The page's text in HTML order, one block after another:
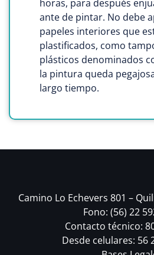
horas, para después
ante de pintar. No debe
papeles interiores que
plastificados, como
plásticos denominados
la pintura queda
largo tiempo.
Camino Lo Echevers 801 –
Fono: (56) 22
Contacto técnico:
Desde celulares: 56